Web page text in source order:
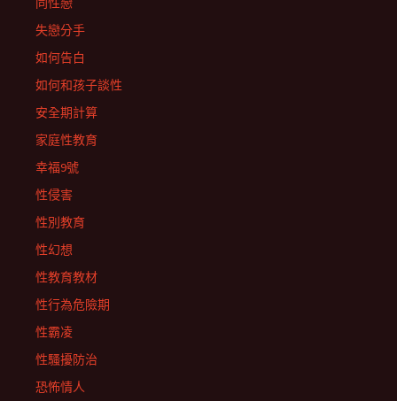
失戀分手
如何告白
如何和孩子談性
安全期計算
家庭性教育
幸福9號
性侵害
性別教育
性幻想
性教育教材
性行為危險期
性霸凌
性騷擾防治
恐怖情人